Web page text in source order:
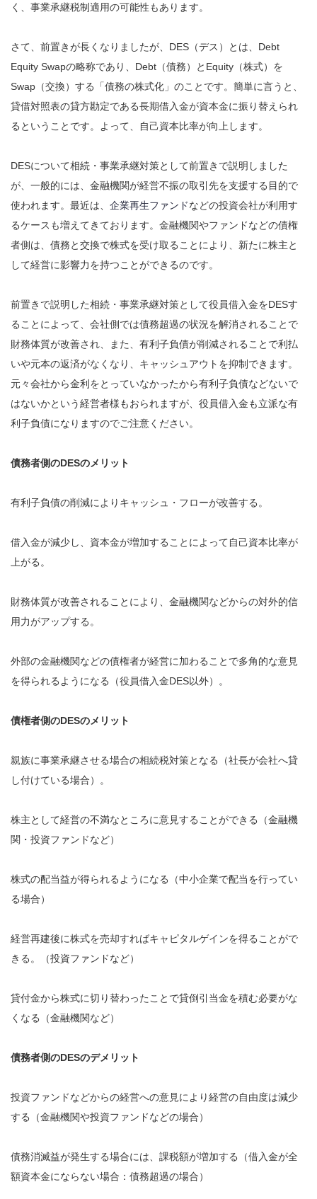
く、事業承継税制適用の可能性もあります。
さて、前置きが長くなりましたが、DES（デス）とは、Debt
Equity Swapの略称であり、Debt（債務）とEquity（株式）を
Swap（交換）する「債務の株式化」のことです。簡単に言うと、
貸借対照表の貸方勘定である長期借入金が資本金に振り替えられ
るということです。よって、自己資本比率が向上します。
DESについて相続・事業承継対策として前置きで説明しました
が、一般的には、金融機関が経営不振の取引先を支援する目的で
使われます。最近は、 企業再生ファンドなどの投資会社が利用す
るケースも増えてきております。金融機関やファンドなどの債権
者側は、債務と交換で株式を受け取ることにより、新たに株主と
して経営に影響力を持つことができるのです。
前置きで説明した相続・事業承継対策として役員借入金をDESす
ることによって、会社側では債務超過の状況を解消されることで
財務体質が改善され、また、有利子負債が削減されることで利払
いや元本の返済がなくなり、キャッシュアウトを抑制できます。
元々会社から金利をとっていなかったから有利子負債などないで
はないかという経営者様もおられますが、役員借入金も立派な有
利子負債になりますのでご注意ください。
債務者側のDESのメリット
有利子負債の削減によりキャッシュ・フローが改善する。
借入金が減少し、資本金が増加することによって自己資本比率が
上がる。
財務体質が改善されることにより、金融機関などからの対外的信
用力がアップする。
外部の金融機関などの債権者が経営に加わることで多角的な意見
を得られるようになる（役員借入金DES以外）。
債権者側のDESのメリット
親族に事業承継させる場合の相続税対策となる（社長が会社へ貸
し付けている場合）。
株主として経営の不満なところに意見することができる（金融機
関・投資ファンドなど）
株式の配当益が得られるようになる（中小企業で配当を行ってい
る場合）
経営再建後に株式を売却すればキャピタルゲインを得ることがで
きる。（投資ファンドなど）
貸付金から株式に切り替わったことで貸倒引当金を積む必要がな
くなる（金融機関など）
債務者側のDESのデメリット
投資ファンドなどからの経営への意見により経営の自由度は減少
する（金融機関や投資ファンドなどの場合）
債務消滅益が発生する場合には、課税額が増加する（借入金が全
額資本金にならない場合：債務超過の場合）